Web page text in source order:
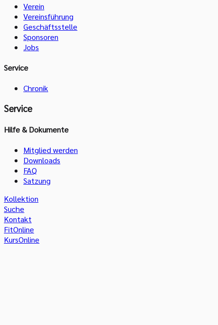
Verein
Vereinsführung
Geschäftsstelle
Sponsoren
Jobs
Service
Chronik
Service
Hilfe & Dokumente
Mitglied werden
Downloads
FAQ
Satzung
Kollektion
Suche
Kontakt
FitOnline
KursOnline